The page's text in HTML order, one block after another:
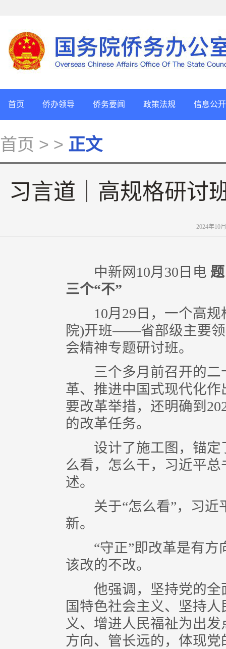
首页 侨办领导 侨务要闻 政策法规 信息公开
首页 > > 正文
习言道｜高规格研讨
2024年10
中新网10月30日电
三个“不”
10月29日，一个高规
院)开班——省部级主要
会精神专题研讨班。
三个多月前召开的二
革、推进中国式现代化
要改革举措，还明确到
的改革任务。
设计了施工图，锚定
么看，怎么干，习近平
述。
关于“怎么看”，习近
新。
“守正”即改革是有方
该改的不改。
他强调，坚持党的全
国特色社会主义、坚持
义、增进人民福祉为出
方向、管长远的，体现